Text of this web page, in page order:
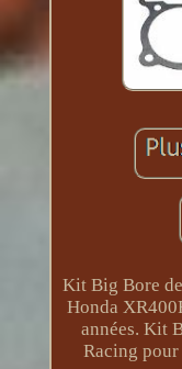
Kit Big Bore
Honda
années. Kit
Racing